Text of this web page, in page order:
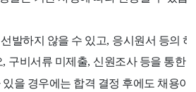
발하지 않을 수 있고, 응시원서 등의
, 구비서류 미제출, 신원조사 등을 통한
을 경우에는 합격 결정 후에도 채용이